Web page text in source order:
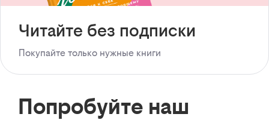
Читайте без подписки
Покупайте только нужные книги
Попробуйте наш